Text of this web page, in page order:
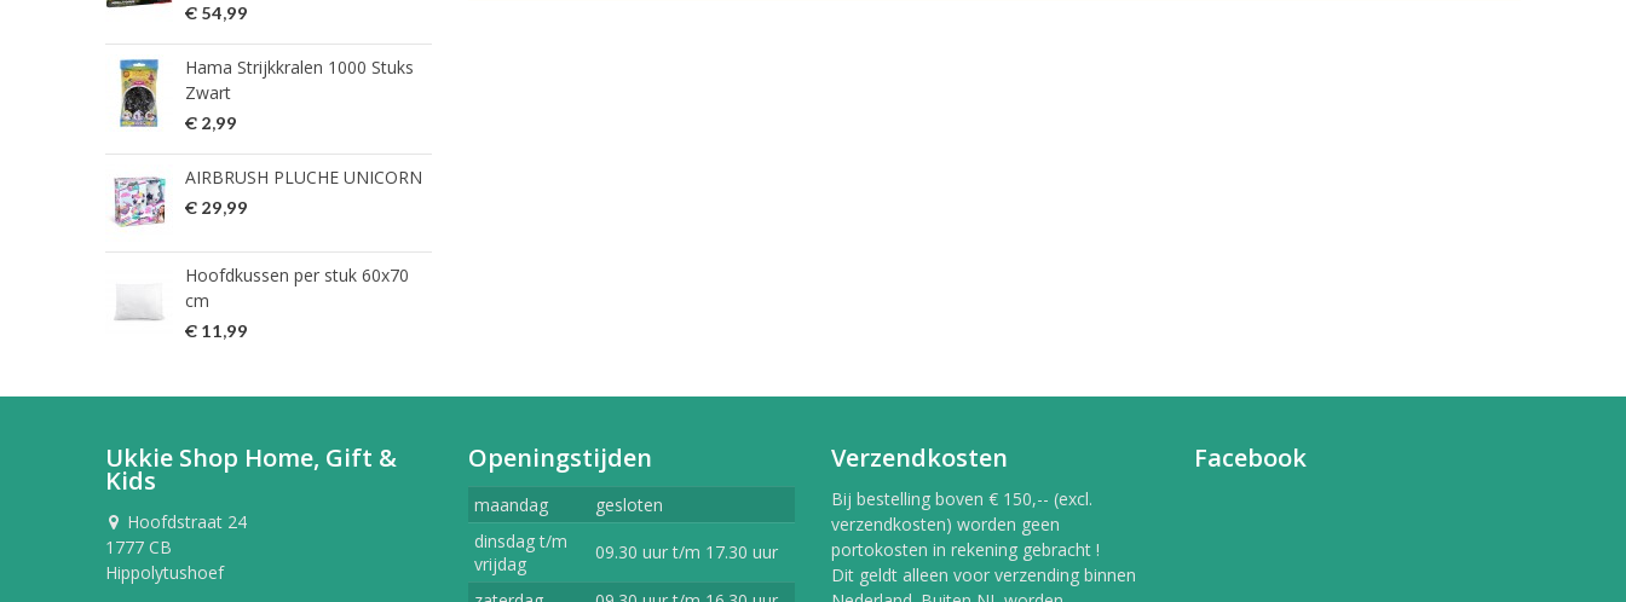
€ 54,99
Hama Strijkkralen 1000 Stuks
Zwart
€ 2,99
AIRBRUSH PLUCHE UNICORN
€ 29,99
Hoofdkussen per stuk 60x70
cm
€ 11,99
Ukkie Shop Home, Gift &
Kids
Hoofdstraat 24
1777 CB
Hippolytushoef
Openingstijden
maandag
gesloten
dinsdag t/m
vrijdag
09.30 uur t/m 17.30 uur
Verzendkosten
Bij bestelling boven € 150,-- (excl.
verzendkosten) worden geen
portokosten in rekening gebracht !
Dit geldt alleen voor verzending binnen
Facebook